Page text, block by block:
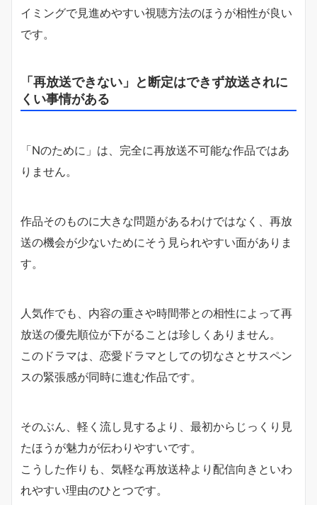
イミングで見進めやすい視聴方法のほうが相性が良い
です。
「再放送できない」と断定はできず放送されに
くい事情がある
「Nのために」は、完全に再放送不可能な作品ではあ
りません。
作品そのものに大きな問題があるわけではなく、再放
送の機会が少ないためにそう見られやすい面がありま
す。
人気作でも、内容の重さや時間帯との相性によって再
放送の優先順位が下がることは珍しくありません。
このドラマは、恋愛ドラマとしての切なさとサスペン
スの緊張感が同時に進む作品です。
そのぶん、軽く流し見するより、最初からじっくり見
たほうが魅力が伝わりやすいです。
こうした作りも、気軽な再放送枠より配信向きといわ
れやすい理由のひとつです。